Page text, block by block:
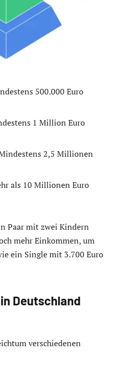
500.000 Euro
1 Million Euro
2,5 Millionen
als 10 Millionen Euro
Paar mit zwei Kindern
mehr Einkommen, um
ein Single mit 3.700 Euro
Deutschland
verschiedenen